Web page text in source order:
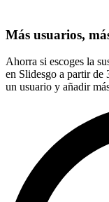
Más usuarios,
Ahorra si escoges la
en Slidesgo a partir de
un usuario y añadir